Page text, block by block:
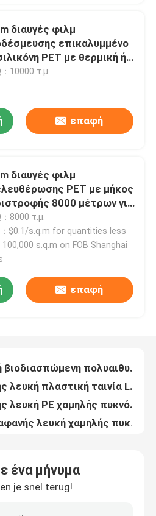
υψηλής πυκνότητας
διαυγές φιλμ
επικαλυμμένο
PET με θερμική ή
θεραπεία για ταινίες
：10000 τ.μ.
επαφή
διαυγές φιλμ
PET με μήκος
8000 μέτρων για
και συσκευασίες
8000 τ.μ.
：$0.1/s.q.m for quantities less
s.q.m on FOB Shanghai
επαφή
Διαφανής λευκή ταινία πολυαιθυλενίου υψηλής πυκνότητας 60uM για καλύμματα θερμοκηπίων
ένα μήνυμα
je snel terug!